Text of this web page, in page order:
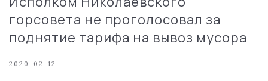
горсовета не проголосовал за
поднятие тарифа на вывоз мусора
2020-02-12